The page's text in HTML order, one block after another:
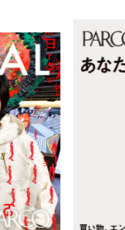
TAX FREE
PARCOメンバーズ
JP
日本語